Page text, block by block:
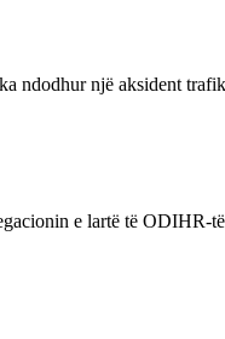
ndodhur një aksident
e lartë të